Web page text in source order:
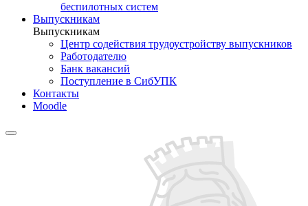
беспилотных систем
Выпускникам
Выпускникам
Центр содействия трудоустройству выпускников
Работодателю
Банк вакансий
Поступление в СибУПК
Контакты
Moodle